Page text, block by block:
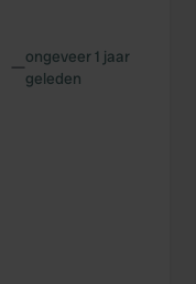
—ongeveer 1 jaar
geleden